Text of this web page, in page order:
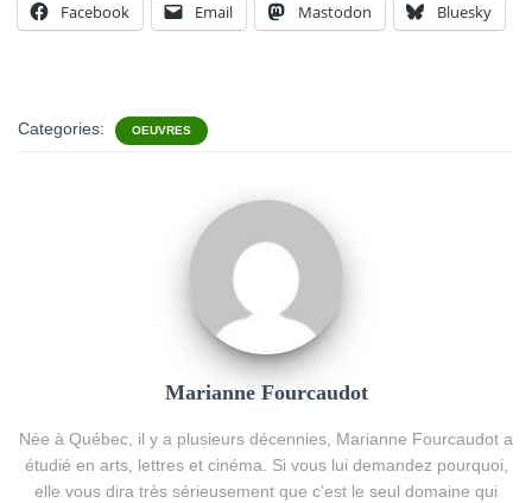
Facebook Email Mastodon Bluesky
Categories: OEUVRES
Marianne Fourcaudot
Née à Québec, il y a plusieurs décennies, Marianne Fourcaudot a
étudié en arts, lettres et cinéma. Si vous lui demandez pourquoi,
elle vous dira très sérieusement que c’est le seul domaine qui